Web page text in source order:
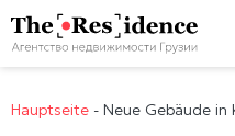
Hauptseite - Neue Gebäude in